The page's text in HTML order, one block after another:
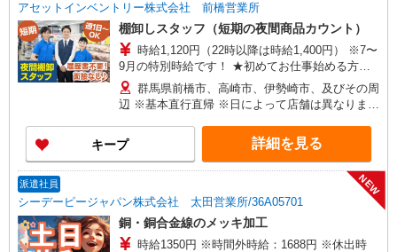
アセットインベントリー株式会社 前橋営業所
棚卸しスタッフ（短期の夜間商品カウント）
時給1,120円（22時以降は時給1,400円） ※7〜
9月の特別時給です！ ★初めてお仕事始める方に
出勤インセンティブあり！ 初日出勤日と出勤5日
目に各5,000円支給♪（規定有） ＜交通費＞ ◆公共
交通機関を利用される方は全額支給！ ◆車通勤の
方は500円/日の支給となります。 ＼日払いOK／
急な出費の時も安心♪ 働いた分を給料日前に受け
取れます！
群馬県前橋市、高崎市、伊勢崎市、及びその周
辺 ※基本直行直帰 ※日によって店舗は異なりま
キープ 詳細を見る
派遣社員
シーデーピージャパン株式会社 太田営業所/36A05701
NEW
銅・銅合金線のメッキ加工
時給1350円 ※時間外時給：1688円 ※休出時